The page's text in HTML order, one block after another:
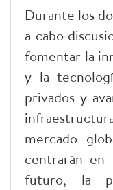
Durante los
a cabo
fomentar la
y la
privados y
mercado
centrarán
futuro, la